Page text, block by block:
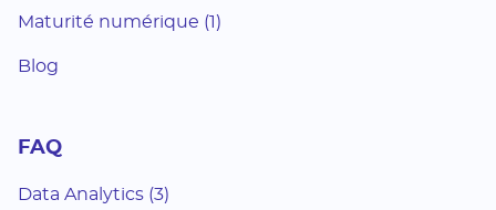
Maturité numérique (1)
Blog
FAQ
Data Analytics (3)